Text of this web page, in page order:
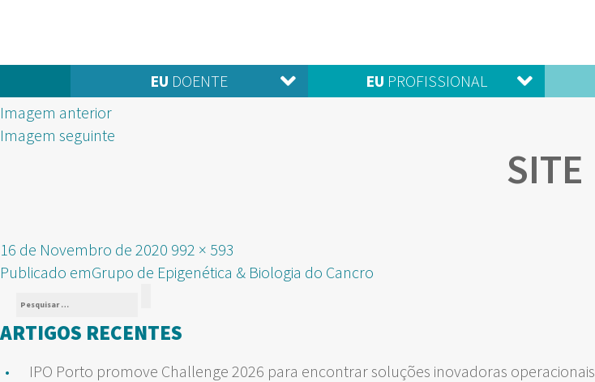
EU DOENTE EU PROFISSIONAL
Imagem anterior
Imagem seguinte
SITE
Publicado
em
16 de Novembro de 2020 Tamanho
real
992 × 593
NAVEGAÇÃO
DE
ARTIGOS
Publicado emGrupo de Epigenética & Biologia do Cancro
Pesquisar
por:
ARTIGOS RECENTES
IPO Porto promove Challenge 2026 para encontrar soluções inovadoras operacionais